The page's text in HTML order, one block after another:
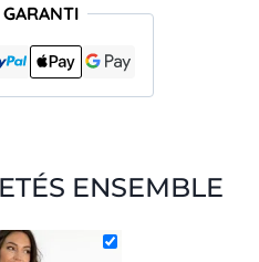
GARANTI
ENSEMBLE